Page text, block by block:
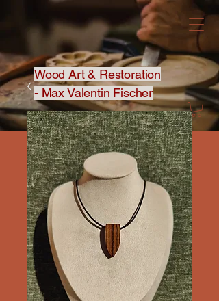
Wood Art & Restoration
- Max Valentin Fischer